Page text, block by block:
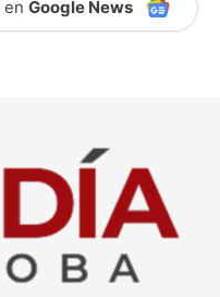
en Google News